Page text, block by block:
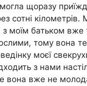
щоразу
сотні
з моїм батьком вже
тому вона
моєї
з нами
вже не молода: